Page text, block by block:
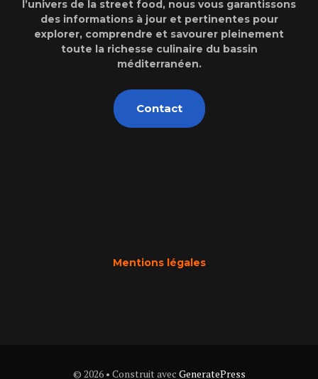
l’univers de la street food, nous vous garantissons
des informations à jour et pertinentes pour
explorer, comprendre et savourer pleinement
toute la richesse culinaire du bassin
méditerranéen.
Contact
Mentions légales
© 2026 • Construit avec GeneratePress